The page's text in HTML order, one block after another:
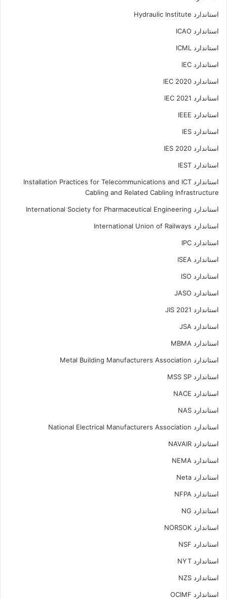
استاندارد Hydraulic Institute
استاندارد ICAO
استاندارد ICML
استاندارد IEC
استاندارد IEC 2020
استاندارد IEC 2021
استاندارد IEEE
استاندارد IES
استاندارد IES 2020
استاندارد IEST
استاندارد Installation Practices for Telecommunications and ICT
Cabling and Related Cabling Infrastructure
استاندارد International Society for Pharmaceutical Engineering
استاندارد International Union of Railways
استاندارد IPC
استاندارد ISEA
استاندارد ISO
استاندارد JASO
استاندارد JIS 2021
استاندارد JSA
استاندارد MBMA
استاندارد Metal Building Manufacturers Association
استاندارد MSS SP
استاندارد NACE
استاندارد NAS
استاندارد National Electrical Manufacturers Association
استاندارد NAVAIR
استاندارد NEMA
استاندارد Neta
استاندارد NFPA
استاندارد NG
استاندارد NORSOK
استاندارد NSF
استاندارد NYT
استاندارد NZS
استاندارد OCIMF